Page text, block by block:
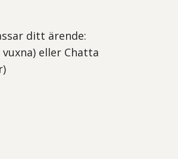
ditt ärende:
eller Chatta